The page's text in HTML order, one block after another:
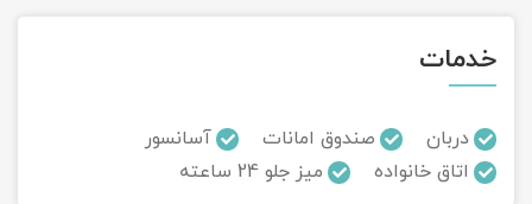
خدمات
دربان صندوق امانات
آسانسور
اتاق خانواده
میز جلو 24 ساعته
تور ماسوله
تور مرداب سراوان
تور گلستان